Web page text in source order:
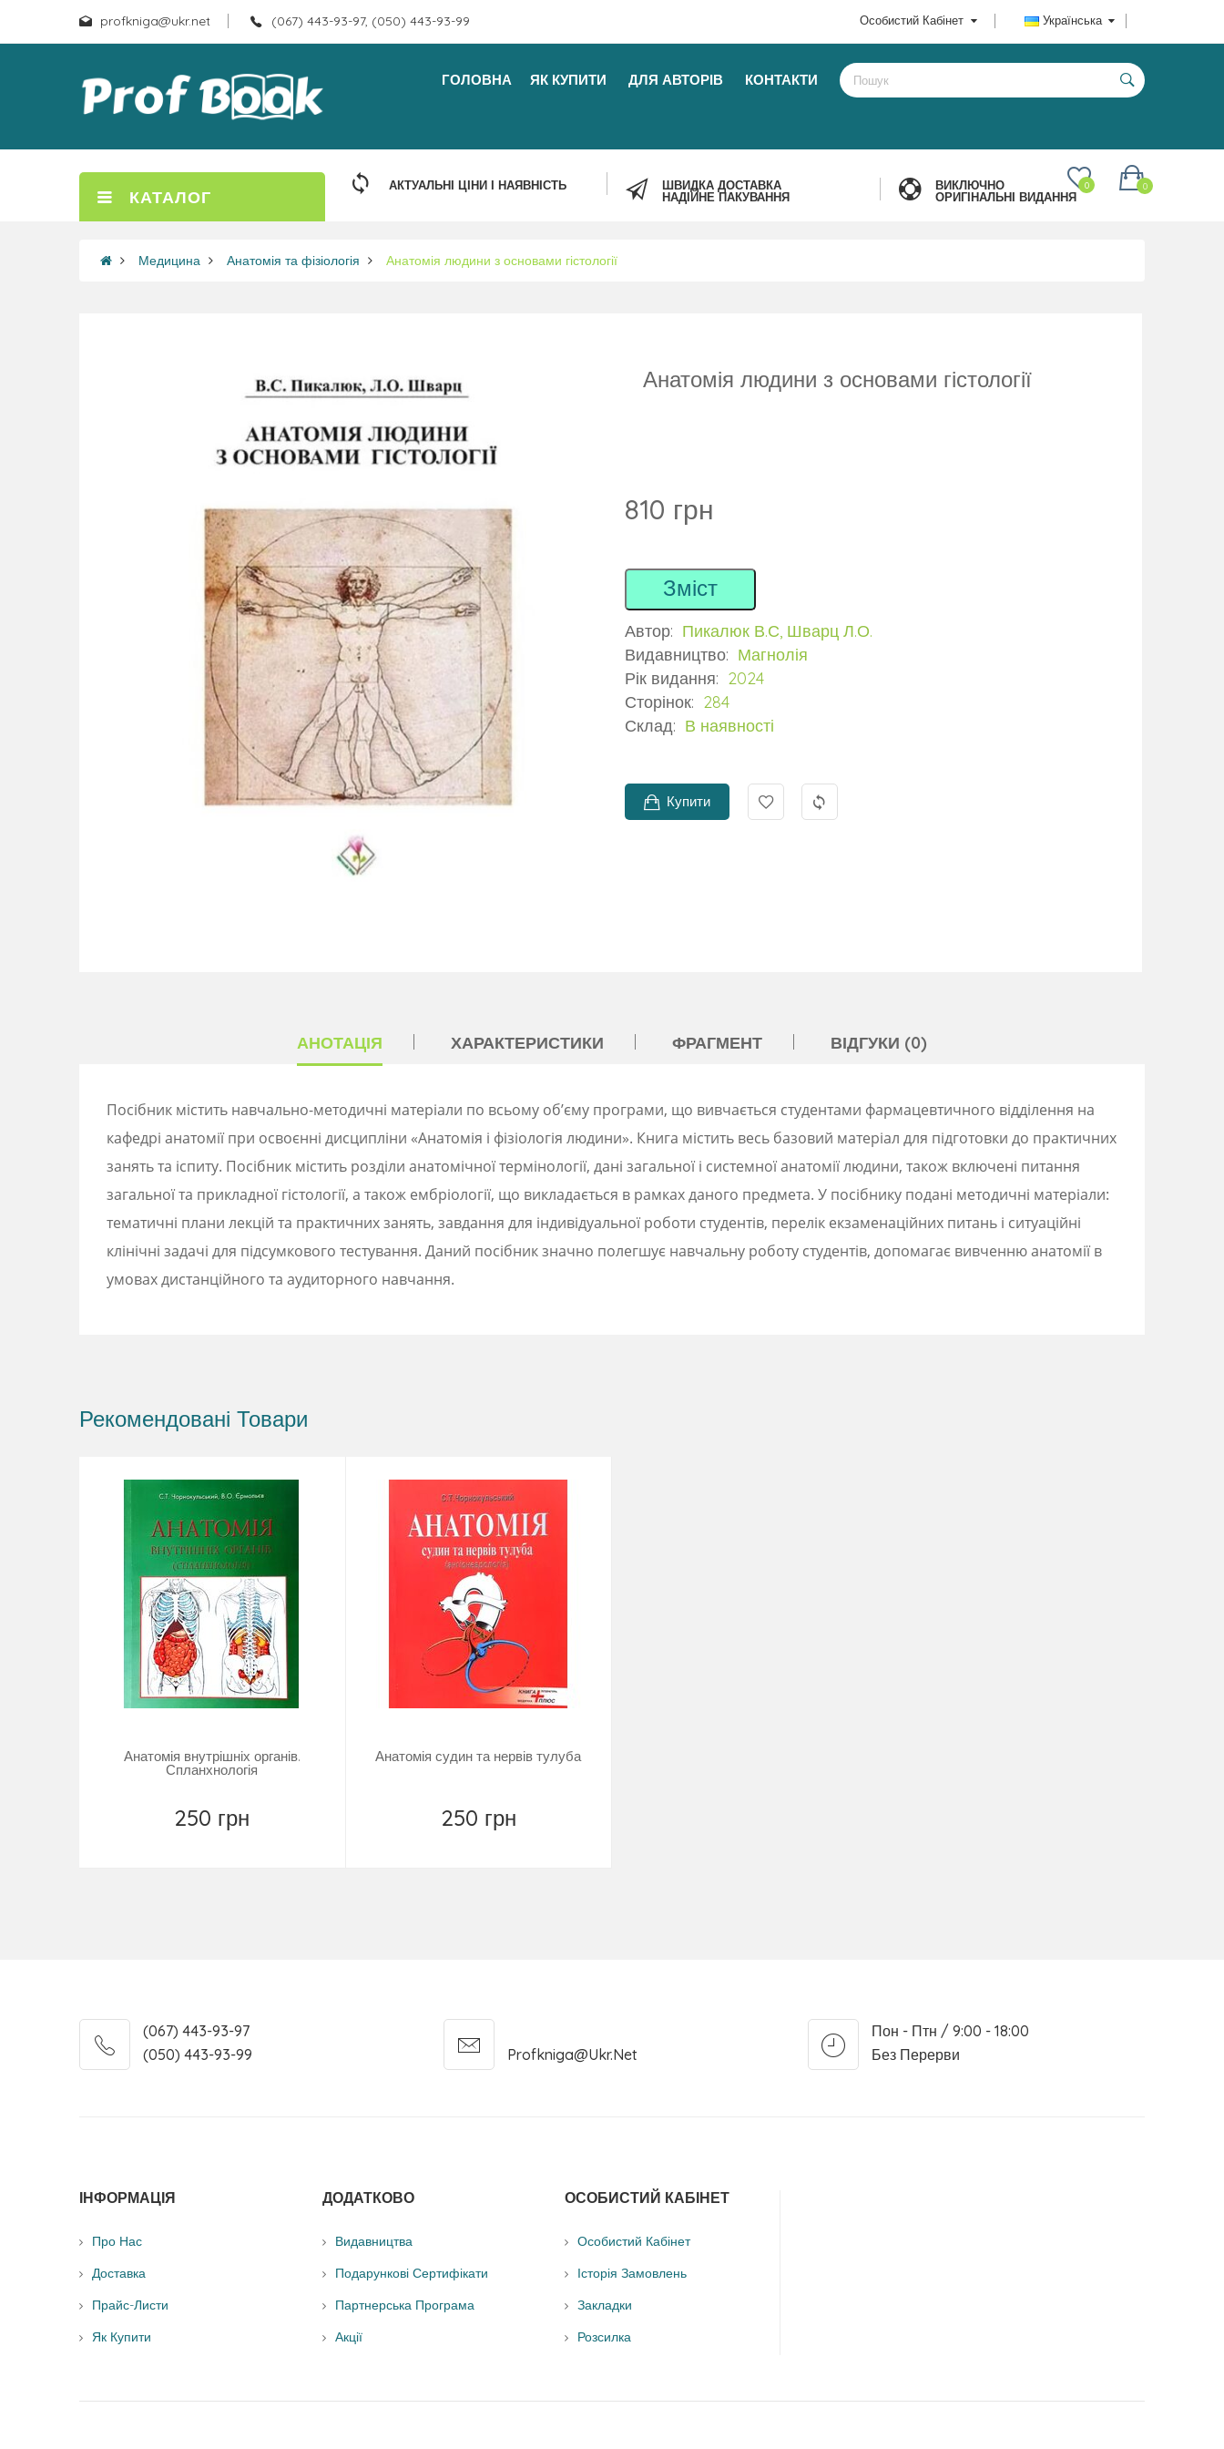
profkniga@ukr.net (067) 443-93-97, (050) 443-93-99 Українська
Особистий Кабінет
ГОЛОВНА ЯК КУПИТИ ДЛЯ АВТОРІВ КОНТАКТИ
КАТАЛОГ
АКТУАЛЬНІ ЦІНИ І НАЯВНІСТЬ
ШВИДКА ДОСТАВКА
НАДІЙНЕ ПАКУВАННЯ
ВИКЛЮЧНО
ОРИГІНАЛЬНІ ВИДАННЯ
0
0
Медицина Анатомія та фізіологія Анатомія людини з основами гістології
Анатомія людини з основами гістології
810 грн
Зміст
Автор: Пикалюк В.С, Шварц Л.О.
Видавництво: Магнолія
Рік видання: 2024
Сторінок: 284
Склад: В наявності
Купити
АНОТАЦІЯ ХАРАКТЕРИСТИКИ ФРАГМЕНТ ВІДГУКИ (0)
Посібник містить навчально-методичні матеріали по всьому об’єму програми, що вивчається студентами фармацевтичного відділення на
кафедрі анатомії при освоєнні дисципліни «Анатомія і фізіологія людини». Книга містить весь базовий матеріал для підготовки до практичних
занять та іспиту. Посібник містить розділи анатомічної термінології, дані загальної і системної анатоміїлюдини, також включені питання
загальної та прикладної гістології, а також ембріології, що викладається в рамках даного предмета. У посібнику подані методичні матеріали:
тематичні плани лекцій та практичних занять, завдання для індивідуальної роботи студентів, перелік екзаменаційних питань і ситуаційні
клінічні задачі для підсумкового тестування. Даний посібник значно полегшує навчальну роботу студентів, допомагає вивченню анатомії в
умовах дистанційного та аудиторного навчання.
Рекомендовані Товари
Анатомія внутрішніх органів.
Спланхнологія
250 грн
Анатомія судин та нервів тулуба
250 грн
(067) 443-93-97
(050) 443-93-99
Profkniga@ukr.net
Пон - Птн / 9:00 - 18:00
Без Перерви
ІНФОРМАЦІЯ
Про Нас
Доставка
Прайс-Листи
Як Купити
ДОДАТКОВО
Видавництва
Подарункові Сертифікати
Партнерська Програма
Акції
ОСОБИСТИЙ КАБІНЕТ
Особистий Кабінет
Історія Замовлень
Закладки
Розсилка